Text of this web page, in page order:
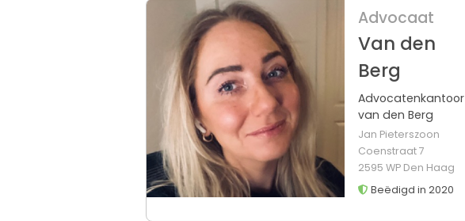
Advocaat
Van den
Berg
Advocatenkantoor
van den Berg
Jan Pieterszoon
Coenstraat 7
2595 WP Den Haag
Beëdigd in 2020